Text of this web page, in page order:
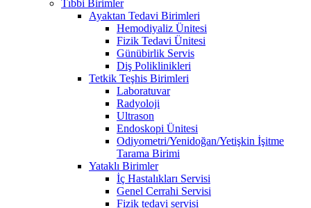
Tıbbi Birimler
Ayaktan Tedavi Birimleri
Hemodiyaliz Ünitesi
Fizik Tedavi Ünitesi
Günübirlik Servis
Diş Poliklinikleri
Tetkik Teşhis Birimleri
Laboratuvar
Radyoloji
Ultrason
Endoskopi Ünitesi
Odiyometri/Yenidoğan/Yetişkin İşitme
Tarama Birimi
Yataklı Birimler
İç Hastalıkları Servisi
Genel Cerrahi Servisi
Fizik tedavi servisi